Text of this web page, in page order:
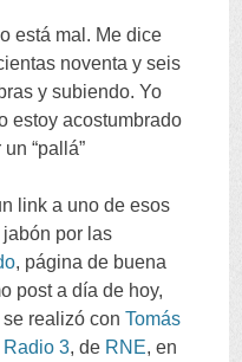
está mal . Me dice
noventa y seis
y subiendo.Yo
estoy acostumbrado
un “pallá”
link a uno de esos
por las
, página de buena
post a día de hoy,
realizó con Tomás
Radio 3,de RNE,en